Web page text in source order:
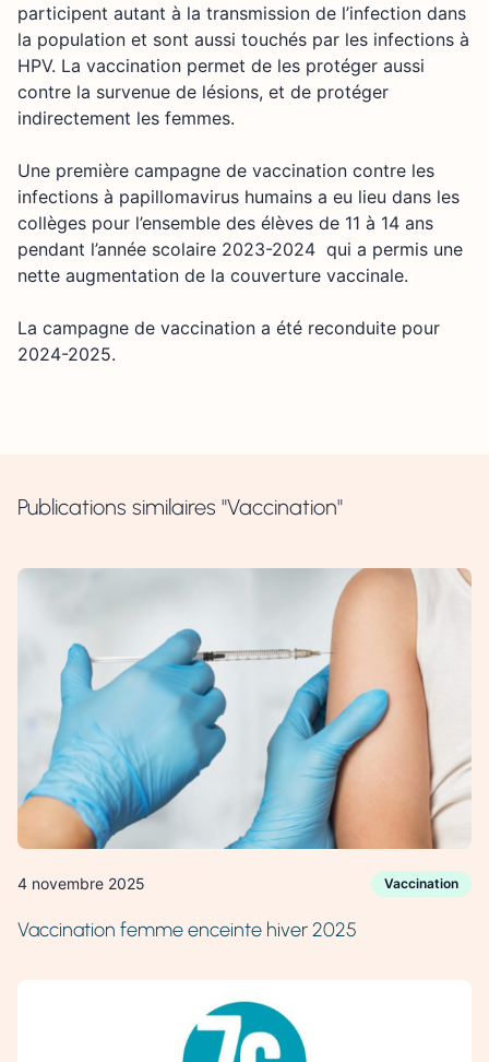
participent autant à la transmission de l’infection dans
la population et sont aussi touchés par les infections à
HPV. La vaccination permet de les protéger aussi
contre la survenue de lésions, et de protéger
indirectement les femmes.
Une première campagne de vaccination contre les
infections à papillomavirus humains a eu lieu dans les
collèges pour l’ensemble des élèves de 11 à 14 ans
pendant l’année scolaire 2023-2024 qui a permis une
nette augmentation de la couverture vaccinale.
La campagne de vaccination a été reconduite pour
2024-2025.
Publications similaires "Vaccination"
4 novembre 2025 Vaccination
Vaccination femme enceinte hiver 2025